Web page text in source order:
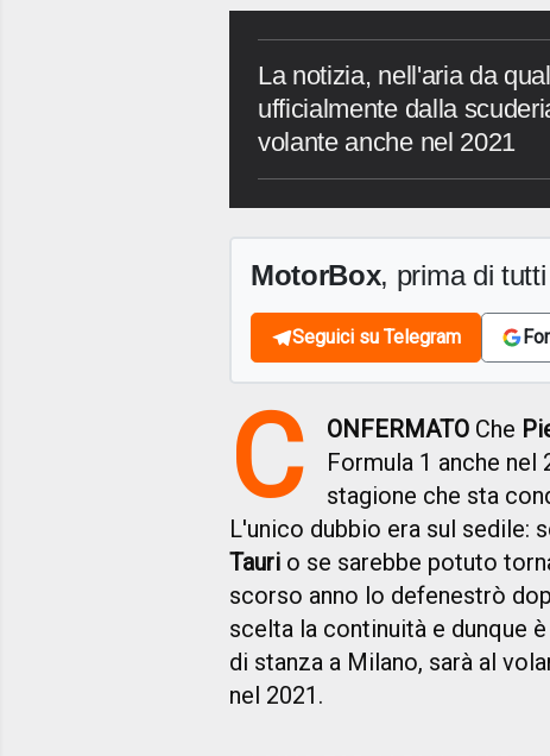
La notizia, nell'aria da
ufficialmente dalla
volante anche nel 2021
MotorBox, prima di
Seguici su Telegram
C ONFERMATO Che
Formula 1 anche
stagione che sta
L'unico dubbio era sul sedile:
Tauri o se sarebbe potuto
scorso anno lo defenestrò
scelta la continuità e dunque
di stanza a Milano, sarà al
nel 2021.